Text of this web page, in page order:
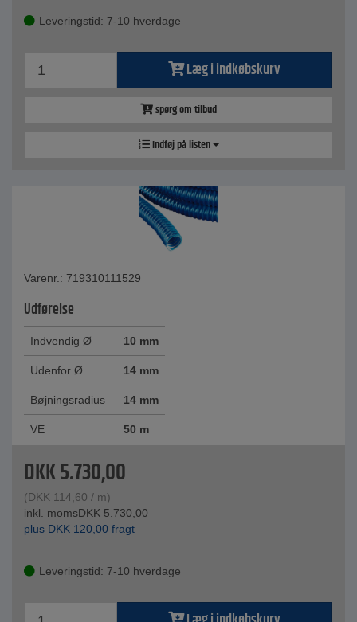
Leveringstid: 7-10 hverdage
Læg i indkøbskurv
spørg om tilbud
Indføj på listen
Varenr.: 719310111529
Udførelse
Indvendig Ø 10 mm
Udenfor Ø 14 mm
Bøjningsradius 14 mm
VE 50 m
DKK5.730,00
(DKK 114,60 / m)
inkl. momsDKK 5.730,00
plus DKK 120,00 fragt
Leveringstid: 7-10 hverdage